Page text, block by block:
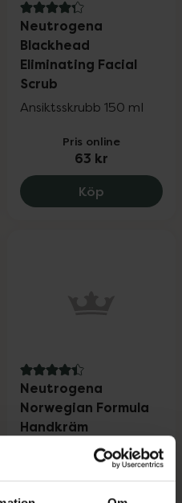
Clear & Defend
4.3 av 5 i omdöme
Neutrogena
Blackhead
Eliminating Facial
Scrub
Ansiktsskrubb 150 ml
Pris online
63 kr
Köp
4.4 av 5 i omdöme
Neutrogena
Norwegian Formula
Handkräm
Milt Parfymerad
Handkräm 75 Ml